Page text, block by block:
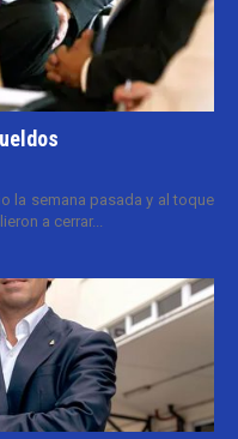
la semana pasada y al toque
a cerrar...